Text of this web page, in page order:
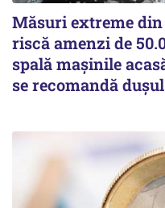
Măsuri extreme din
riscă amenzi de
spală mașinile
se recomandă dușul